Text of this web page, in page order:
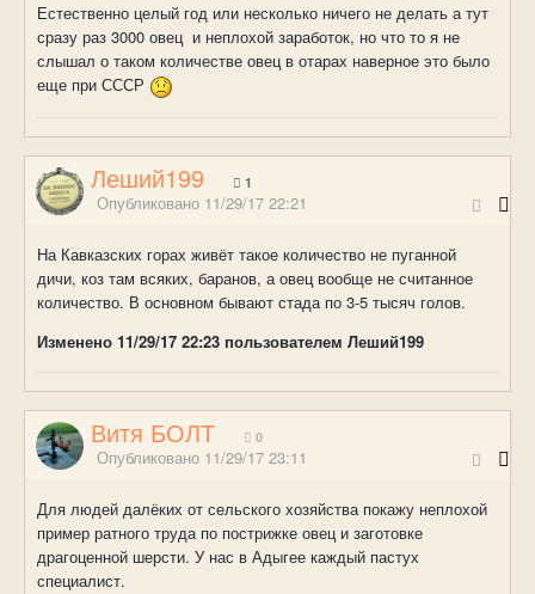
Естественно целый год или несколько ничего не делать а тут
сразу раз 3000 овец и неплохой заработок, но что то я не
слышал о таком количестве овец в отарах наверное это было
еще при СССР
Леший199 1
Опубликовано 11/29/17 22:21
На Кавказских горах живёт такое количество не пуганной
дичи, коз там всяких, баранов, а овец вообще не считанное
количество. В основном бывают стада по 3-5 тысяч голов.
Изменено 11/29/17 22:23 пользователем Леший199
Витя БОЛТ 0
Опубликовано 11/29/17 23:11
Для людей далёких от сельского хозяйства покажу неплохой
пример ратного труда по пострижке овец и заготовке
драгоценной шерсти. У нас в Адыгее каждый пастух
специалист.